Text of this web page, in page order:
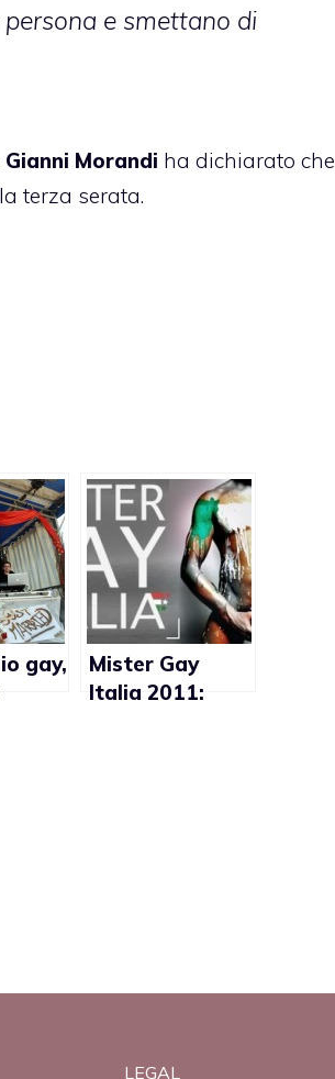
e smettano di
Gianni Morandi ha dichiarato che
terza serata.
gay,
Mister Gay
Italia 2011:
LEGAL